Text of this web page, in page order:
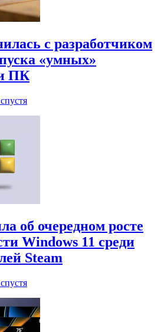
с разработчиком
«умных»
ПК
об очередном росте
Windows 11 среди
Steam